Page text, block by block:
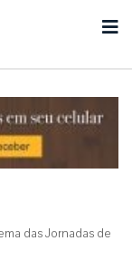
das Jornadas de